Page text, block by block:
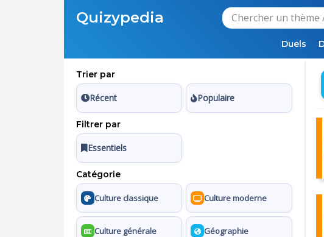
Quizypedia
Duels
Trier par
Récent Populaire
Filtrer par
Essentiels
Catégorie
Culture classique Culture moderne
Culture générale Géographie